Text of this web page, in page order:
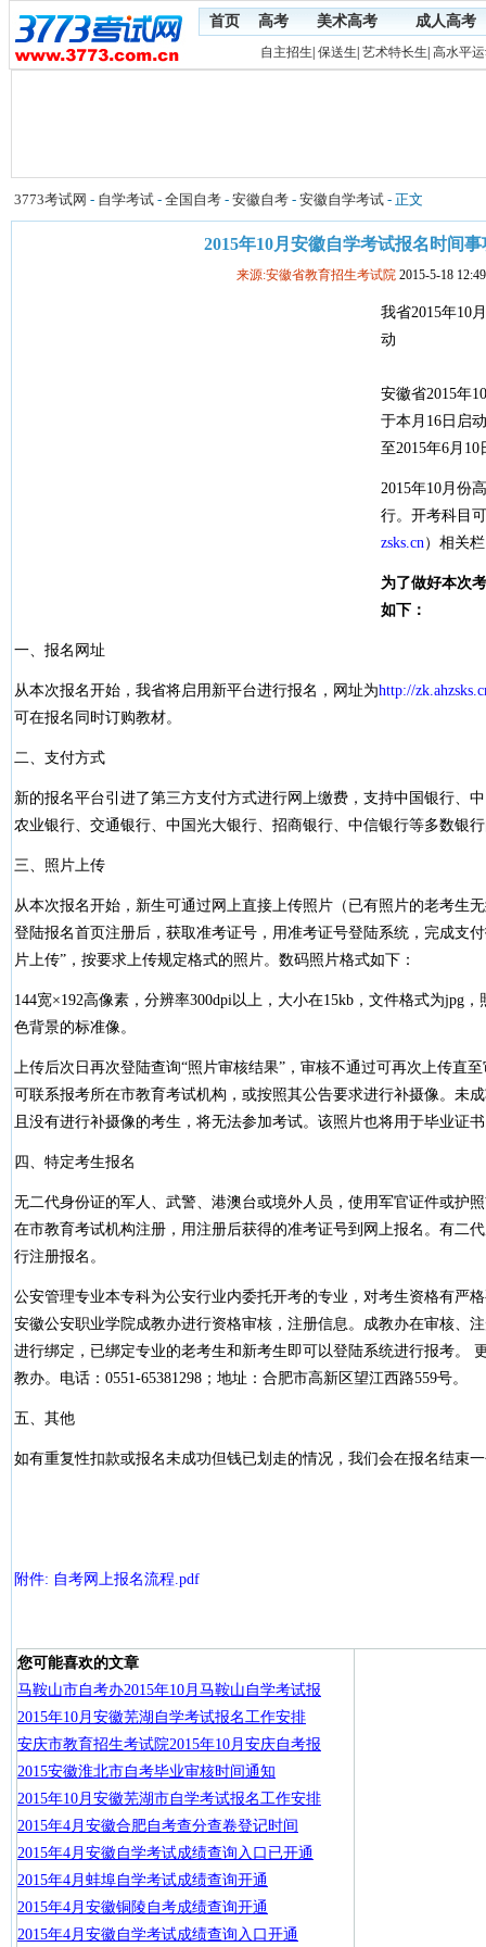
首页 高考 美术高考 成人高考
自主招生 保送生 艺术特长生 高水平
3773考试网 - 自学考试 - 全国自考 - 安徽自考 - 安徽自学考试 - 正文
2015年10月安徽自学考试报名时间
来源:安徽省教育招生考试院 2015-5-18
我省2015年10
动
安徽省2015年
于本月16日启
至2015年6月10
2015年10月份
行。开考科目
zsks.cn）相关
为了做好本次
如下：
一、报名网址
从本次报名开始，我省将启用新平台进行报名，网址为http://
可在报名同时订购教材。
二、支付方式
新的报名平台引进了第三方支付方式进行网上缴费，支持中国银行、
农业银行、交通银行、中国光大银行、招商银行、中信银行等多数银
三、照片上传
从本次报名开始，新生可通过网上直接上传照片（已有照片的老考生
登陆报名首页注册后，获取准考证号，用准考证号登陆系统，完成支
片上传”，按要求上传规定格式的照片。数码照片格式如下：
144宽×192高像素，分辨率300dpi以上，大小在15kb，文件格式为jpg
色背景的标准像。
上传后次日再次登陆查询“照片审核结果”，审核不通过可再次上传直
可联系报考所在市教育考试机构，或按照其公告要求进行补摄像。未
且没有进行补摄像的考生，将无法参加考试。该照片也将用于毕业证
四、特定考生报名
无二代身份证的军人、武警、港澳台或境外人员，使用军官证件或护
在市教育考试机构注册，用注册后获得的准考证号到网上报名。有二
行注册报名。
公安管理专业本专科为公安行业内委托开考的专业，对考生资格有严
安徽公安职业学院成教办进行资格审核，注册信息。成教办在审核、
进行绑定，已绑定专业的老考生和新考生即可以登陆系统进行报考。
教办。电话：0551-65381298；地址：合肥市高新区望江西路559号。
五、其他
如有重复性扣款或报名未成功但钱已划走的情况，我们会在报名结束
附件: 自考网上报名流程.pdf
您可能喜欢的文章
马鞍山市自考办2015年10月马鞍山自学考试报
2015年10月安徽芜湖自学考试报名工作安排
安庆市教育招生考试院2015年10月安庆自考报
2015安徽淮北市自考毕业审核时间通知
2015年10月安徽芜湖市自学考试报名工作安排
2015年4月安徽合肥自考查分查卷登记时间
2015年4月安徽自学考试成绩查询入口已开通
2015年4月蚌埠自学考试成绩查询开通
2015年4月安徽铜陵自考成绩查询开通
2015年4月安徽自学考试成绩查询入口开通